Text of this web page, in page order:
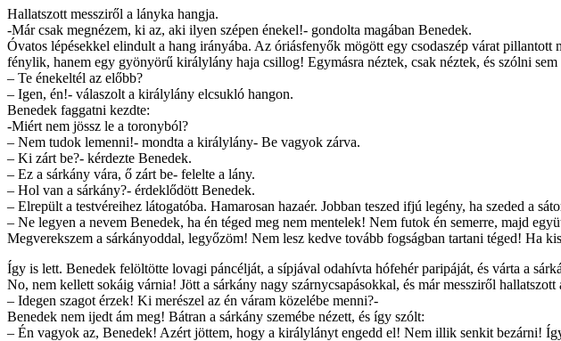
Hallatszott messziről a lányka hangja.
-Már csak megnézem, ki az, aki ilyen szépen énekel!- gondolta magában Benedek.
Óvatos lépésekkel elindult a hang irányába. Az óriásfenyők mögött egy csodaszép várat
fénylik, hanem egy gyönyörű királylány haja csillog! Egymásra néztek, csak néztek, és szólni
– Te énekeltél az előbb?
– Igen, én!- válaszolt a királylány elcsukló hangon.
Benedek faggatni kezdte:
-Miért nem jössz le a toronyból?
– Nem tudok lemenni!- mondta a királylány- Be vagyok zárva.
– Ki zárt be?- kérdezte Benedek.
– Ez a sárkány vára, ő zárt be- felelte a lány.
– Hol van a sárkány?- érdeklődött Benedek.
– Elrepült a testvéreihez látogatóba. Hamarosan hazaér. Jobban teszed ifjú legény, ha szeded a
– Ne legyen a nevem Benedek, ha én téged meg nem mentelek! Nem futok én semerre, majd
Megverekszem a sárkányoddal, legyőzöm! Nem lesz kedve tovább fogságban tartani téged! Ha
Így is lett. Benedek felöltötte lovagi páncélját, a sípjával odahívta hófehér paripáját, és várta a
No, nem kellett sokáig várnia! Jött a sárkány nagy szárnycsapásokkal, és már messziről hallatszott
– Idegen szagot érzek! Ki merészel az én váram közelébe menni?-
Benedek nem ijedt ám meg! Bátran a sárkány szemébe nézett, és így szólt:
– Én vagyok az, Benedek! Azért jöttem, hogy a királylányt engedd el! Nem illik senkit bezárni!